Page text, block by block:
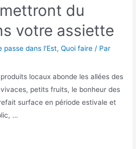
du
votre assiette
passe dans l'Est,Quoi faire / Par
locaux abonde les allées des
petits fruits, le bonheur des
surface en période estivale et
…